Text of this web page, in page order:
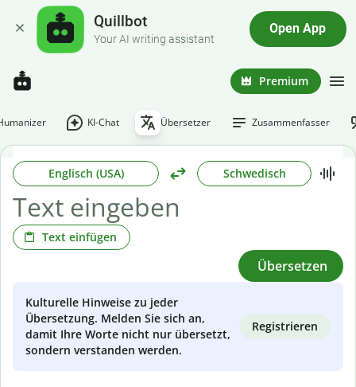
Quillbot
Your AI writing assistant
Open App
Premium
KI-Chat Übersetzer Zusammenfasser
Englisch (USA) Schwedisch
Text einfügen
Übersetzen
Kulturelle Hinweise zu jeder
Übersetzung. Melden Sie sich an,
damit Ihre Worte nicht nur übersetzt,
sondern verstanden werden.
Registrieren